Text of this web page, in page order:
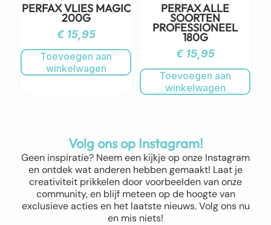
PERFAX VLIES MAGIC
200G
€15,95
Toevoegen aan
winkelwagen
PERFAX ALLE
SOORTEN
PROFESSIONEEL
180G
€15,95
Toevoegen aan
winkelwagen
Volg ons op Instagram!
Geen inspiratie? Neem een kijkje op onze Instagram
en ontdek wat anderen hebben gemaakt! Laat je
creativiteit prikkelen door voorbeelden van onze
community, en blijf meteen op de hoogte van
exclusieve acties en het laatste nieuws. Volg ons nu
en mis niets!